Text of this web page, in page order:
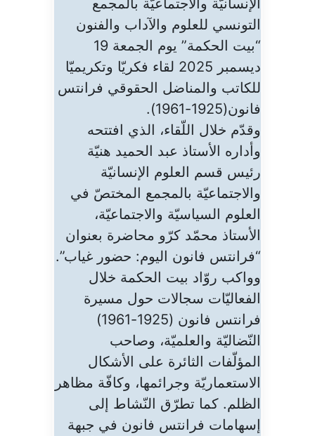
الإنسانيّة والاجتماعيّة بالمجمع
التونسي للعلوم والآداب والفنون
“بيت الحكمة” يوم الجمعة 19
ديسمبر 2025 لقاء فكريّا وتكريميّا
للكاتب والمناضل الحقوقي فرانتس
فانون(1925-1961).
وقدّم خلال اللّقاء، الذي افتتحه
وأداره الأستاذ عبد الحميد هنيّة
رئيس قسم العلوم الإنسانيّة
والاجتماعيّة بالمجمع المختصّ في
العلوم السياسيّة والاجتماعيّة،
الأستاذ محمّد كرّو محاضرة بعنوان
“فرانتس فانون اليوم: حضور غياب”.
وواكب روّاد بيت الحكمة خلال
الفعاليّات سجالات حول مسيرة
فرانتس فانون (1925-1961)
النّضاليّة والعلميّة، وصاحب
المؤلّفات الثائرة على الأشكال
الاستعماريّة وجرائمها، وكافّة مظاهر
الظلم. كما تطرّق النّشاط إلى
إسهامات فرانتس فانون في جبهة